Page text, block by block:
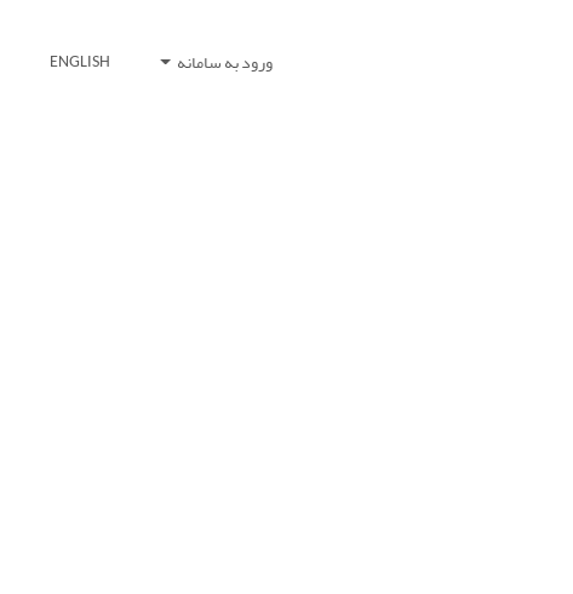
ورود به سامانه ENGLISH